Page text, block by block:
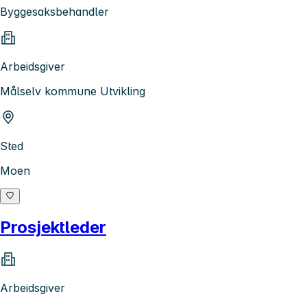
Byggesaksbehandler
Arbeidsgiver
Målselv kommune Utvikling
Sted
Moen
Prosjektleder
Arbeidsgiver